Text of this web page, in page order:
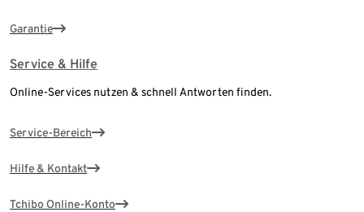
Garantie
Service & Hilfe
Online-Services nutzen & schnell Antworten finden.
Service-Bereich
Hilfe & Kontakt
Tchibo Online-Konto